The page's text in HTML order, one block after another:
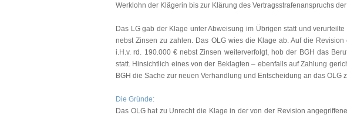
Werklohn der Klägerin bis zur Klärung des Vertragsstrafenanspruchs
Das LG gab der Klage unter Abweisung im Übrigen statt und
nebst Zinsen zu zahlen. Das OLG wies die Klage ab. Auf die
i.H.v. rd. 190.000 € nebst Zinsen weiterverfolgt, hob der BGH das
statt. Hinsichtlich eines von der Beklagten – ebenfalls auf Zahlung
BGH die Sache zur neuen Verhandlung und Entscheidung an das OLG
Die Gründe:
Das OLG hat zu Unrecht die Klage in der von der Revision